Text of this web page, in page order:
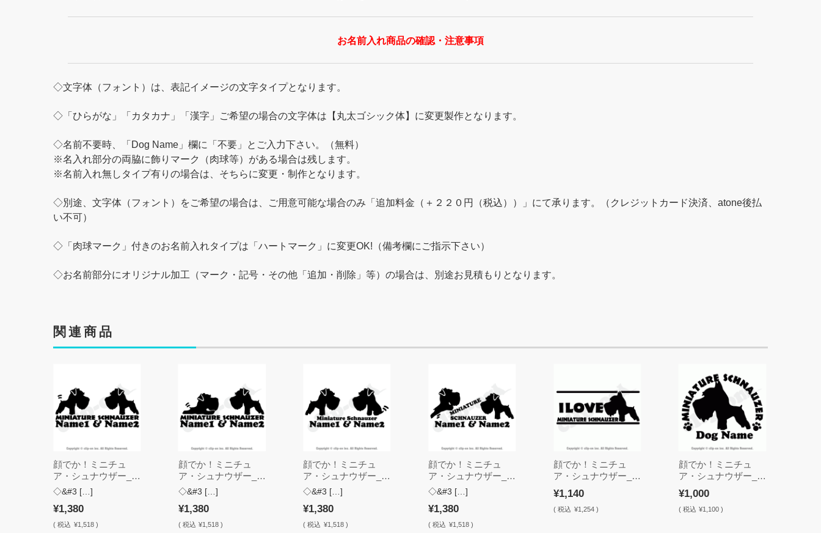
お名前入れ商品の確認・注意事項
◇文字体（フォント）は、表記イメージの文字タイプとなります。
◇「ひらがな」「カタカナ」「漢字」ご希望の場合の文字体は【丸太ゴシック体】に変更製作となります。
◇名前不要時、「Dog Name」欄に「不要」とご入力下さい。（無料）
※名入れ部分の両脇に飾りマーク（肉球等）がある場合は残します。
※名前入れ無しタイプ有りの場合は、そちらに変更・制作となります。
◇別途、文字体（フォント）をご希望の場合は、ご用意可能な場合のみ「追加料金（＋２２０円（税込））」にて承ります。（クレジットカード決済、atone後払
い不可）
◇「肉球マーク」付きのお名前入れタイプは「ハートマーク」に変更OK!（備考欄にご指示下さい）
◇お名前部分にオリジナル加工（マーク・記号・その他「追加・削除」等）の場合は、別途お見積もりとなります。
関連商品
顔でか！ミニチュ
ア・シュナウザー_W
11N【2頭・垂耳・名
入れ・ステッカー】
◇&#3 […]
¥1,380
( 税込 ¥1,518 )
顔でか！ミニチュ
ア・シュナウザー_W
12N【2頭・垂耳・名
入れ・ステッカー】
◇&#3 […]
¥1,380
( 税込 ¥1,518 )
顔でか！ミニチュ
ア・シュナウザー_W
15N【2頭・垂耳・名
入れ・ステッカー】
◇&#3 […]
¥1,380
(税込 ¥1,518 )
顔でか！ミニチュ
ア・シュナウザー_W
14N【2頭・垂耳・名
入れ・ステッカー】
◇&#3 […]
¥1,380
(税込 ¥1,518 )
顔でか！ミニチュ
ア・シュナウザー_S
03【立耳・ステッカ
ー】
¥1,140
( 税込 ¥1,254 )
顔でか！ミニチュ
ア・シュナウザー_S
05N【立耳・名入
れ・ステッカー】
¥1,000
( 税込 ¥1,100 )